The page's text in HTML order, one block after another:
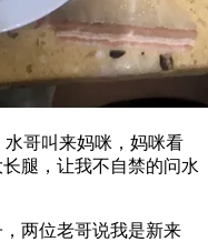
哥叫来妈咪，妈咪看
腿，让我不自禁的问水
两位老哥说我是新来